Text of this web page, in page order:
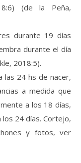
(de la Peña,
durante 19 días
durante el día
2018:5).
las 24 hs de nacer,
a medida que
a los 18 días,
24 días. Cortejo,
y fotos, ver